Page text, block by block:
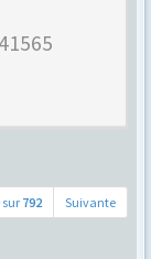
sur 792 Suivante